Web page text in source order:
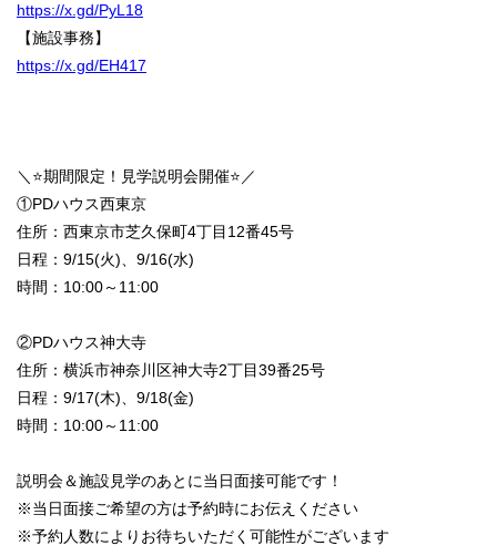
https://x.gd/PyL18
【施設事務】
https://x.gd/EH417
＼⭐️期間限定！見学説明会開催⭐️／
①PDハウス西東京
住所：西東京市芝久保町4丁目12番45号
日程：9/15(火)、9/16(水)
時間：10:00～11:00
②PDハウス神大寺
住所：横浜市神奈川区神大寺2丁目39番25号
日程：9/17(木)、9/18(金)
時間：10:00～11:00
説明会＆施設見学のあとに当日面接可能です！
※当日面接ご希望の方は予約時にお伝えください
※予約人数によりお待ちいただく可能性がございます